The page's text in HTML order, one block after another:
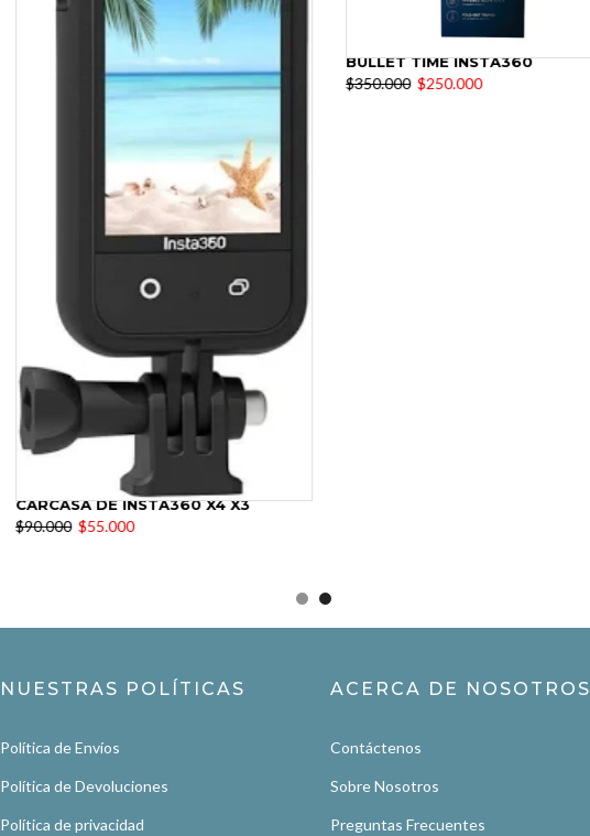
BULLET TIME INSTA360
$350.000 $250.000
CARCASA DE INSTA360 X4 X3
$90.000 $55.000
NUESTRAS POLÍTICAS
Política de Envíos
Política de Devoluciones
Política de privacidad
ACERCA DE NOSOTROS
Contáctenos
Sobre Nosotros
Preguntas Frecuentes